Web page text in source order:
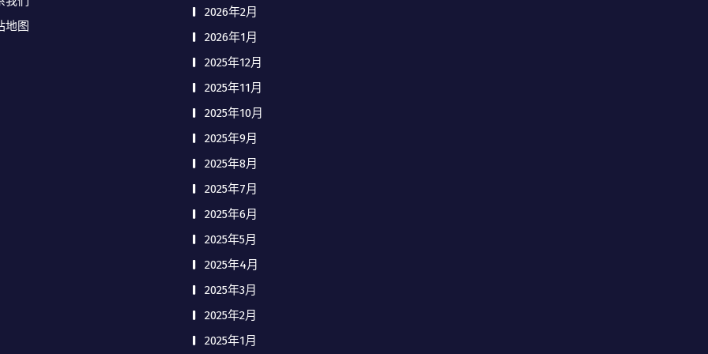
地图
2026年2月
2026年1月
2025年12月
2025年11月
2025年10月
2025年9月
2025年8月
2025年7月
2025年6月
2025年5月
2025年4月
2025年3月
2025年2月
2025年1月